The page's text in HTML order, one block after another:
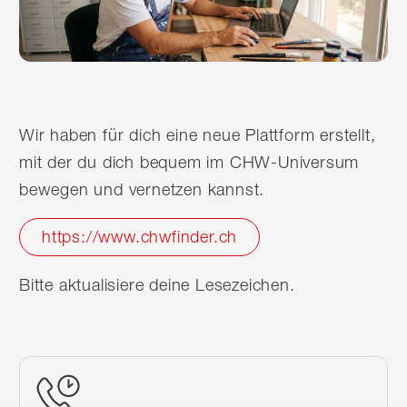
Wir haben für dich eine neue Plattform erstellt,
mit der du dich bequem im CHW-Universum
bewegen und vernetzen kannst.
https://www.chwfinder.ch
Bitte aktualisiere deine Lesezeichen.